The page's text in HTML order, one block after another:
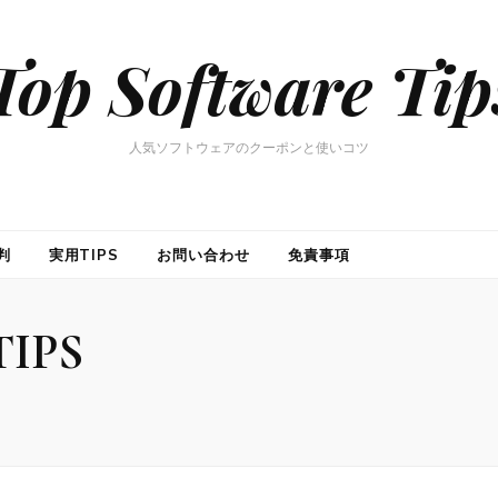
Software
人気ソフトウェアのクーポンと使いコツ
実用TIPS お問い合わせ 免責事項